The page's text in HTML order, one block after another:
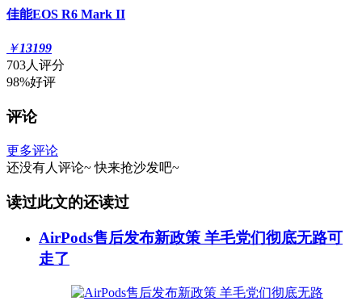
佳能EOS R6 Mark II
￥13199
703人评分
98%好评
评论
更多评论
还没有人评论~ 快来抢沙发吧~
读过此文的还读过
AirPods售后发布新政策 羊毛党们彻底无路可
走了